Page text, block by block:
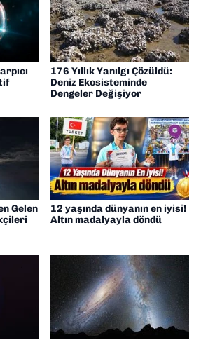
176 Yıllık Yanılgı Çözüldü:
Deniz Ekosisteminde
Dengeler Değişiyor
Gelen
12 yaşında dünyanın en iyisi!
Altın madalyayla döndü